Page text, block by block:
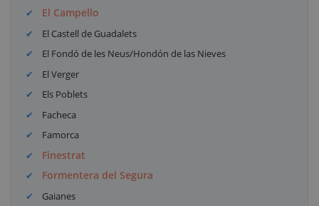
El Campello
El Castell de Guadalets
El Fondó de les Neus/Hondón de las Nieves
El Verger
Els Poblets
Facheca
Famorca
Finestrat
Formentera del Segura
Gaianes